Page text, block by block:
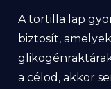
A tortilla lap
biztosít,
a célod, akkor